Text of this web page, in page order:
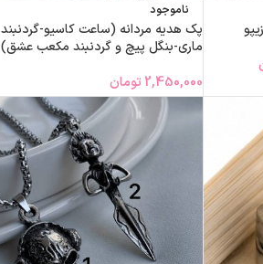
ناموجود
پک هدیه مردانه (ساعت کاسیو-گردنبند
ماری-بنگل پیچ و گردنبند مکعب عشق)
2,450,000 تومان